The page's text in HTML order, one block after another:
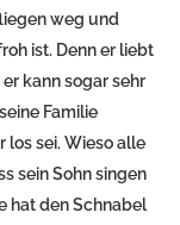
weg und
ist. Denn er liebt
kann sogar sehr
Familie
los sei. Wieso alle
sein Sohn singen
hat den Schnabel